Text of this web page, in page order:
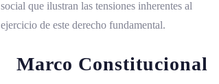
social que ilustran las tensiones inherentes al
ejercicio de este derecho fundamental.
Marco Constitucional